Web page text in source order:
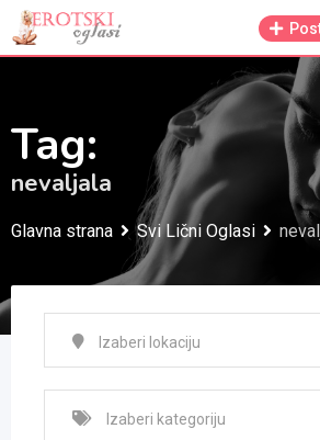
Skip
to
Tag:
nevaljala
Glavna strana Svi Lični Oglasi